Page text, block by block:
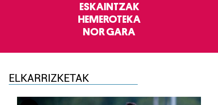
ESKAINTZAK
HEMEROTEKA
NOR GARA
ELKARRIZKETAK